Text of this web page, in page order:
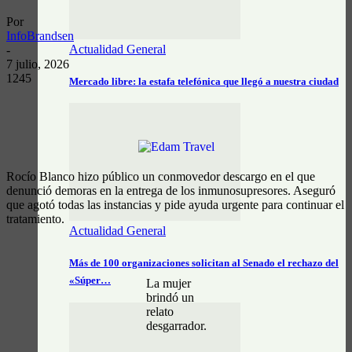
Actualidad General
Mercado libre: la estafa telefónica que llegó a nuestra ciudad
Actualidad General
Más de 100 organizaciones solicitan al Senado el rechazo del
«Súper…
Por
InfoBrandsen
-
7 julio, 2026
1245
Rocío Blanco hizo público un conmovedor descargo en el que
denunció demoras en la entrega de los inmunosupresores. Aseguró
que agotó todas las instancias y pide ayuda urgente para continuar el
tratamiento.
La mujer
brindó un
relato
desgarrador.